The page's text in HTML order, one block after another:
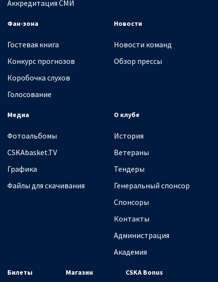
Аккредитация СМИ
Фан-зона
Гостевая книга
Конкурс прогнозов
Коробочка слухов
Голосование
Новости
Новости команд
Обзор прессы
Медиа
Фотоальбомы
CSKAbasket.TV
Графика
Файлы для скачивания
О клубе
История
Ветераны
Тендеры
Генеральный спонсор
Спонсоры
Контакты
Администрация
Академия
Билеты Магазин CSKA Bonus